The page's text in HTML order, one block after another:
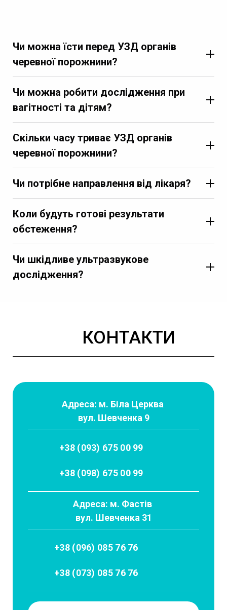
Чи можна їсти перед УЗД органів
черевної порожнини?
Чи можна робити дослідження при
вагітності та дітям?
Скільки часу триває УЗД органів
черевної порожнини?
Чи потрібне направлення від лікаря?
Коли будуть готові результати
обстеження?
Чи шкідливе ультразвукове
дослідження?
КОНТАКТИ
Адреса: м. Біла Церква
вул. Шевченка 9
+38 (093) 675 00 99
+38 (098) 675 00 99
Адреса: м. Фастів
вул. Шевченка 31
+38 (096) 085 76 76
+38 (073) 085 76 76